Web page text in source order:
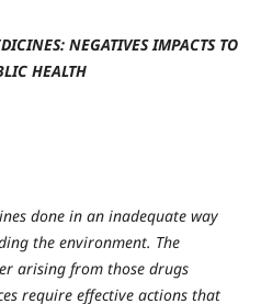
NEGATIVES IMPACTS TO
HEALTH
done in an inadequate way
the environment. The
arising from those drugs
require effective actions that